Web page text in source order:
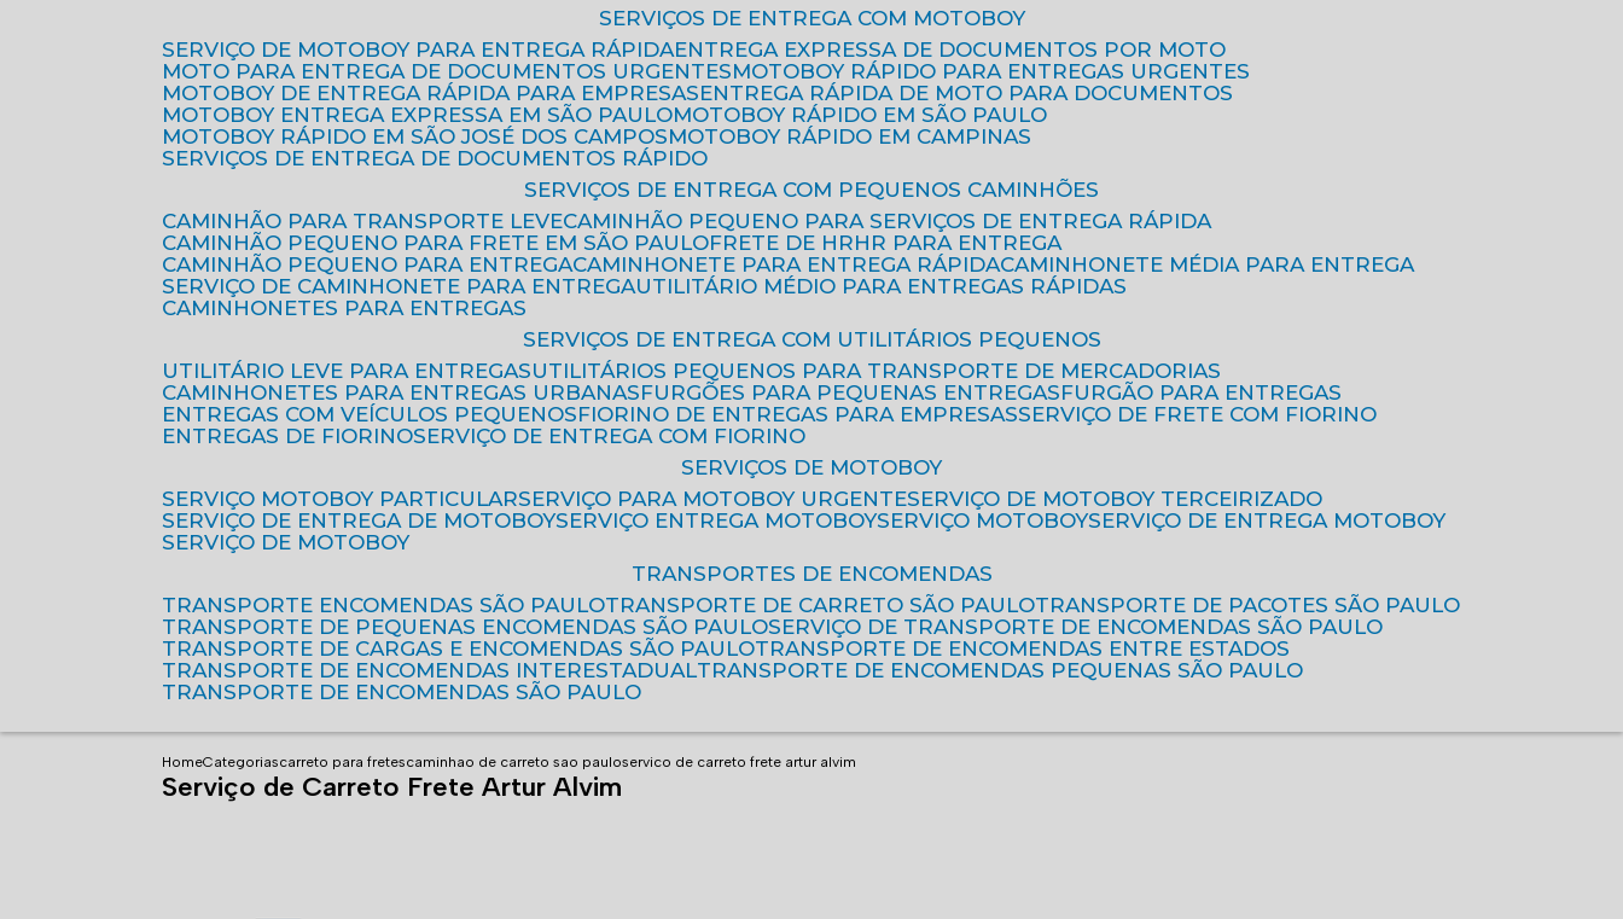
SERVIÇOS DE ENTREGA COM MOTOBOY
SERVIÇO DE MOTOBOY PARA ENTREGA RÁPIDA
ENTREGA EXPRESSA DE DOCUMENTOS POR MOTO
MOTO PARA ENTREGA DE DOCUMENTOS URGENTES
MOTOBOY RÁPIDO PARA ENTREGAS URGENTES
MOTOBOY DE ENTREGA RÁPIDA PARA EMPRESAS
ENTREGA RÁPIDA DE MOTO PARA DOCUMENTOS
MOTOBOY ENTREGA EXPRESSA EM SÃO PAULO
MOTOBOY RÁPIDO EM SÃO PAULO
MOTOBOY RÁPIDO EM SÃO JOSÉ DOS CAMPOS
MOTOBOY RÁPIDO EM CAMPINAS
SERVIÇOS DE ENTREGA DE DOCUMENTOS RÁPIDO
SERVIÇOS DE ENTREGA COM PEQUENOS CAMINHÕES
CAMINHÃO PARA TRANSPORTE LEVE
CAMINHÃO PEQUENO PARA SERVIÇOS DE ENTREGA RÁPIDA
CAMINHÃO PEQUENO PARA FRETE EM SÃO PAULO
FRETE DE HR
HR PARA ENTREGA
CAMINHÃO PEQUENO PARA ENTREGA CAMINHONETE PARA ENTREGA RÁPIDA CAMINHONETE MÉDIA PARA ENTREGA
SERVIÇO DE CAMINHONETE PARA ENTREGA
UTILITÁRIO MÉDIO PARA ENTREGAS RÁPIDAS
CAMINHONETES PARA ENTREGAS
SERVIÇOS DE ENTREGA COM UTILITÁRIOS PEQUENOS
UTILITÁRIO LEVE PARA ENTREGAS
UTILITÁRIOS PEQUENOS PARA TRANSPORTE DE MERCADORIAS
CAMINHONETES PARA ENTREGAS URBANAS
FURGÕES PARA PEQUENAS ENTREGAS
FURGÃO PARA ENTREGAS
ENTREGAS COM VEÍCULOS PEQUENOS
FIORINO DE ENTREGAS PARA EMPRESAS
SERVIÇO DE FRETE COM FIORINO
ENTREGAS DE FIORINO
SERVIÇO DE ENTREGA COM FIORINO
SERVIÇOS DE MOTOBOY
SERVIÇO MOTOBOY PARTICULAR
SERVIÇO PARA MOTOBOY URGENTE
SERVIÇO DE MOTOBOY TERCEIRIZADO
SERVIÇO DE ENTREGA DE MOTOBOY
SERVIÇO ENTREGA MOTOBOY SERVIÇO MOTOBOY
SERVIÇO DE ENTREGA MOTOBOY
SERVIÇO DE MOTOBOY
TRANSPORTES DE ENCOMENDAS
TRANSPORTE ENCOMENDAS SÃO PAULO
TRANSPORTE DE CARRETO SÃO PAULO
TRANSPORTE DE PACOTES SÃO PAULO
TRANSPORTE DE PEQUENAS ENCOMENDAS SÃO PAULO
SERVIÇO DE TRANSPORTE DE ENCOMENDAS SÃO PAULO
TRANSPORTE DE CARGAS E ENCOMENDAS SÃO PAULO
TRANSPORTE DE ENCOMENDAS ENTRE ESTADOS
TRANSPORTE DE ENCOMENDAS INTERESTADUAL
TRANSPORTE DE ENCOMENDAS PEQUENAS SÃO PAULO
TRANSPORTE DE ENCOMENDAS SÃO PAULO
HomeCategoriascarreto para fretescaminhao de carreto sao pauloservico de carreto frete artur alvim
Serviço de Carreto Frete Artur Alvim